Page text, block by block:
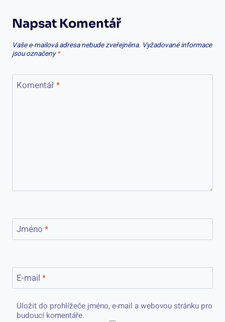
Napsat Komentář
Vaše e-mailová adresa nebude zveřejněna. Vyžadované informace
jsou označeny*
Komentář*
Jméno *
E-mail *
Uložit do prohlížeče jméno, e-mail a webovou stránku pro
budoucí komentáře.